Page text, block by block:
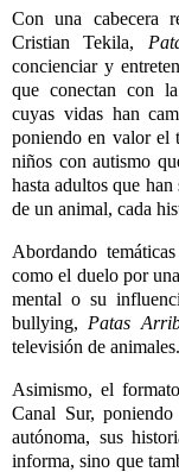
Con una cabecera
Cristian Tekila,
concienciar y
que conectan con
cuyas vidas han
poniendo en valor el
niños con autismo
hasta adultos que
de un animal, cada
Abordando
como el duelo por
mental o su
bullying, Patas
televisión de animales.
Asimismo, el
Canal Sur,
autónoma, sus
informa, sino que